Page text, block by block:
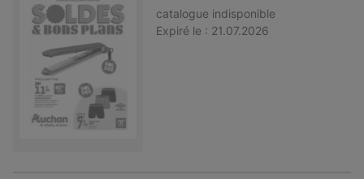
catalogue indisponible
Expiré le : 21.07.2026